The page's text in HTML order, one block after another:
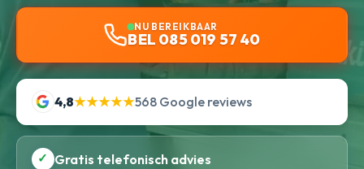
NU BEREIKBAAR
BEL 085 019 57 40
4,8★★★★★568 Google reviews
✓ Gratis telefonisch advies